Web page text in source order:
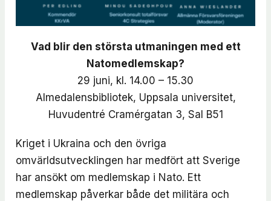
Vad blir den största utmaningen med ett
Natomedlemskap?
29 juni, kl. 14.00 – 15.30
Almedalensbibliotek, Uppsala universitet,
Huvudentré Cramérgatan 3, Sal B51
Kriget i Ukraina och den övriga
omvärldsutvecklingen har medfört att Sverige
har ansökt om medlemskap i Nato. Ett
medlemskap påverkar både det militära och